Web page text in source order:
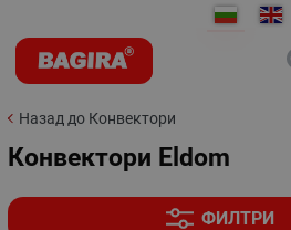
Назад до Конвектори
Конвектори Eldom
ФИЛТРИ